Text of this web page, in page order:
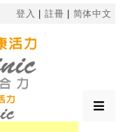
登入 註冊 简体中文
×